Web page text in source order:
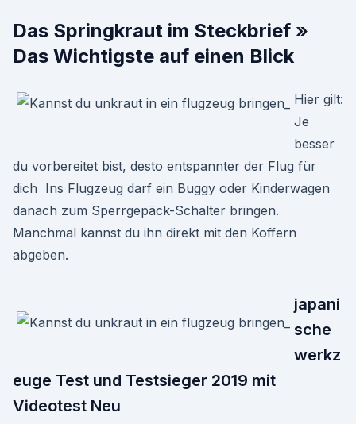
Das Springkraut im Steckbrief »
Das Wichtigste auf einen Blick
Hier gilt:
Je
besser
du vorbereitet bist, desto entspannter der Flug für
dich Ins Flugzeug darf ein Buggy oder Kinderwagen
danach zum Sperrgepäck-Schalter bringen.
Manchmal kannst du ihn direkt mit den Koffern
abgeben.
japani
sche
werkz
euge Test und Testsieger 2019 mit
Videotest Neu